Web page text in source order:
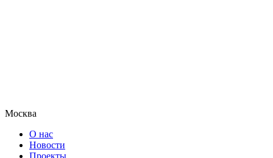
Москва
О нас
Новости
Проекты